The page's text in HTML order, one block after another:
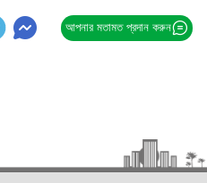
আপনার মতামত প্রদান করুন